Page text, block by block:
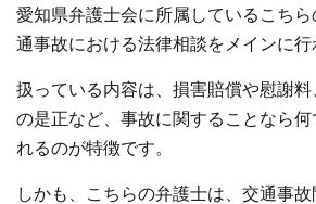
愛知県弁護士会に所属しているこち
通事故における法律相談をメインに行
扱っている内容は、損害賠償や慰謝
の是正など、事故に関することなら何
れるのが特徴です。
しかも、こちらの弁護士は、交通事